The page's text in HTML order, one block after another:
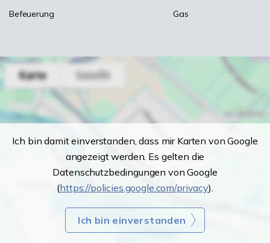
Befeuerung
Gas
Ich bin damit einverstanden, dass mir Karten von Google
angezeigt werden. Es gelten die
Datenschutzbedingungen von Google
(https://policies.google.com/privacy).
Ich bin einverstanden